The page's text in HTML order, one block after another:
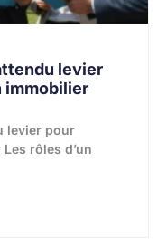
levier
immobilier
levier pour
rôles d’un